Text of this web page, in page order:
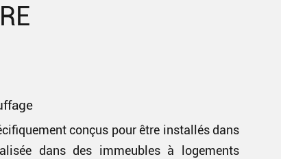
conçus pour être installés dans
dans des immeubles à logements